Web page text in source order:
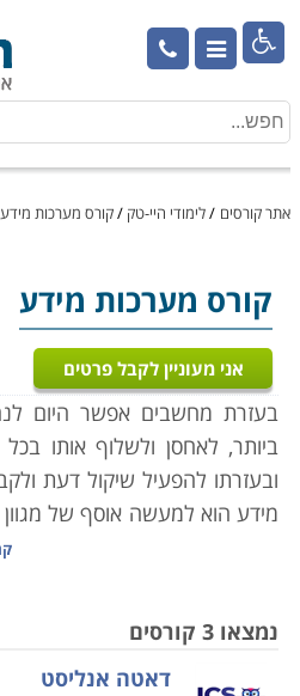

אתר קורסים /לימודי היי-טק /קורס מערכות מידע
קורס מערכות מידע
אני מעוניין לקבל פרטים
בעזרת מחשבים אפשר היום
ביותר, לאחסן ולשלוף אותו
ובעזרתו להפעיל שיקול דעת
מידע הוא למעשה אוסף של מגוון
עוסקים בתחום מערכות
יכולים לבחור אם לעסוק בנושא
באחד מתתי התחומים שבו.
נמצאו 3 קורסים
דאטה אנליסט